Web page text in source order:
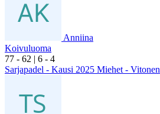
Anniina
Koivuluoma
77 - 62 | 6 - 4
Sarjapadel - Kausi 2025 Miehet - Vitonen